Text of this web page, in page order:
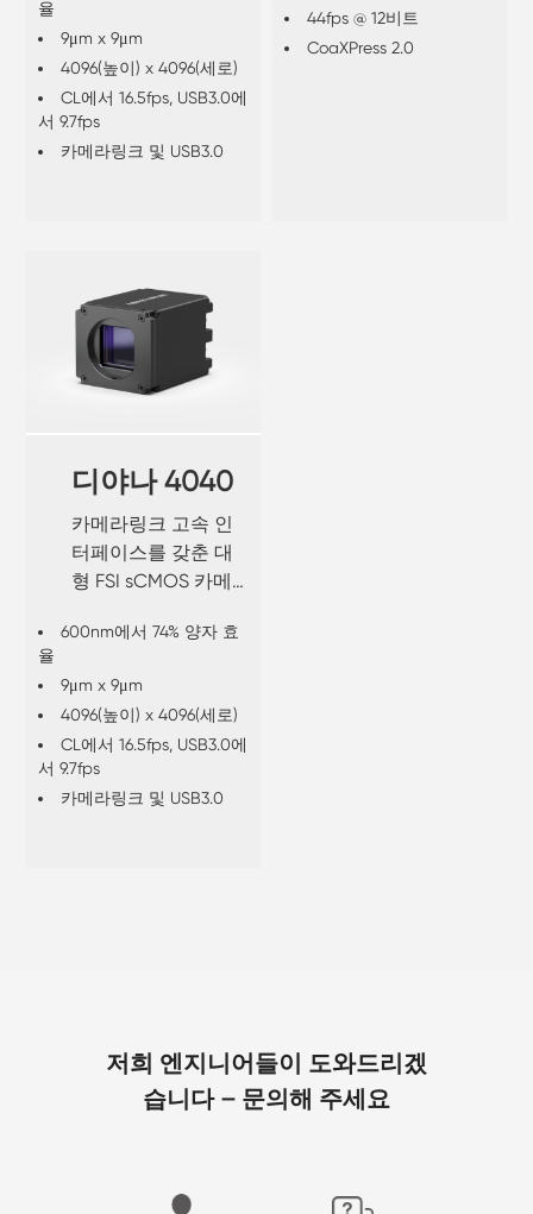
율
9μm x 9μm
4096(높이) x 4096(세로)
CL에서 16.5fps, USB3.0에
서 9.7fps
카메라링크 및 USB3.0
44fps @ 12비트
CoaXPress 2.0
디야나 4040
카메라링크 고속 인
터페이스를 갖춘 대
형 FSI sCMOS 카메
600nm에서 74% 양자 효
율
9μm x 9μm
4096(높이) x 4096(세로)
CL에서 16.5fps, USB3.0에
서 9.7fps
카메라링크 및 USB3.0
저희 엔지니어들이 도와드리겠
습니다 – 문의해 주세요